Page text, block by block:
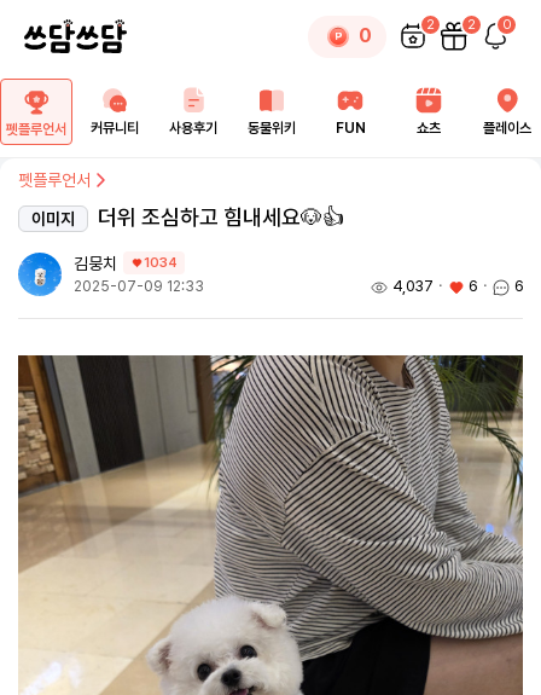
0 2 2 0
펫플루언서 커뮤니티 사용후기 동물위키 FUN 쇼츠 플레이스
펫플루언서
이미지
더위 조심하고 힘내세요🐶👍
김뭉치 1034
2025-07-09 12:33 4,037 ㆍ 6 ㆍ 6